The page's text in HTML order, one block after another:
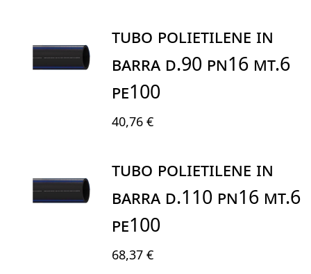
TUBO POLIETILENE IN
BARRA D.90 PN16 MT.6
PE100
40,76 €
TUBO POLIETILENE IN
BARRA D.110 PN16 MT.6
PE100
68,37 €